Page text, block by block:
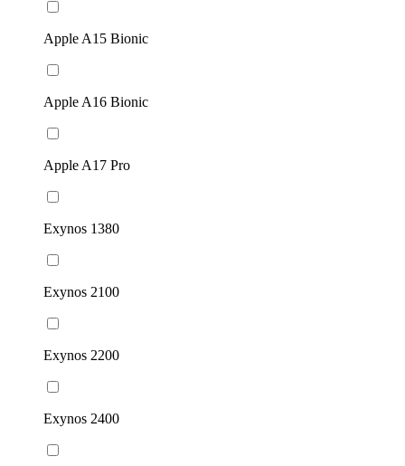
Apple A15 Bionic
Apple A16 Bionic
Apple A17 Pro
Exynos 1380
Exynos 2100
Exynos 2200
Exynos 2400